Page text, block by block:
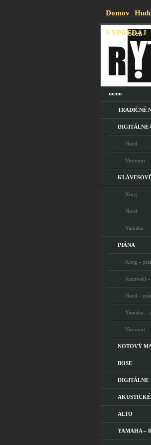
Domov
VÝPREDAJ
Blog BOSE
menu
TRADIČNÉ
DIGITÁLNE
Nord
Viscount
Korg
Nord
Yamaha
PIÁNA
Korg –
Kurzweil –
Nord –
Yamaha –
Viscount
NOTOVÝ
BOSE
DIGITÁLNE
AKUSTICKÉ
ALTO
YAMAHA –